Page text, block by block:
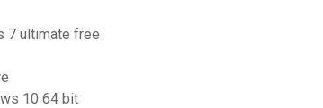
7 ultimate free
10 64 bit